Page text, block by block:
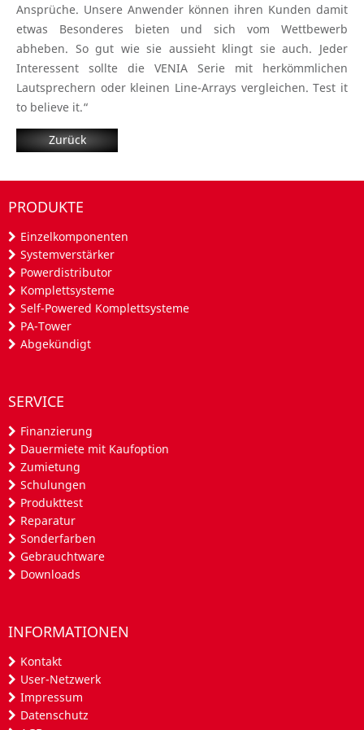
Ansprüche. Unsere Anwender können ihren Kunden damit
etwas Besonderes bieten und sich vom Wettbewerb
abheben. So gut wie sie aussieht klingt sie auch. Jeder
Interessent sollte die VENIA Serie mit herkömmlichen
Lautsprechern oder kleinen Line-Arrays vergleichen. Test it
to believe it.“
Zurück
PRODUKTE
Einzelkomponenten
Systemverstärker
Powerdistributor
Komplettsysteme
Self-Powered Komplettsysteme
PA-Tower
Abgekündigt
SERVICE
Finanzierung
Dauermiete mit Kaufoption
Zumietung
Schulungen
Produkttest
Reparatur
Sonderfarben
Gebrauchtware
Downloads
INFORMATIONEN
Kontakt
User-Netzwerk
Impressum
Datenschutz